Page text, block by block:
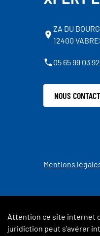
ZA DU
12400
05 65 99 03 92
NOUS
Mentions
Attention ce site internet
juridiction peut s'avérer